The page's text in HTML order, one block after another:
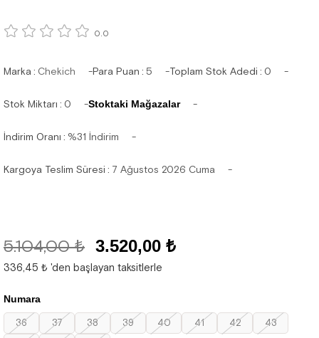
0.0
Marka : Chekich Para Puan : 5 Toplam Stok Adedi : 0
Stok Miktarı : 0 Stoktaki Mağazalar
İndirim Oranı : %31 İndirim
Kargoya Teslim Süresi : 7 Ağustos 2026 Cuma
5.104,00 ₺ 3.520,00 ₺
336,45 ₺ 'den başlayan taksitlerle
Numara
36 37 38 39 40 41 42
43